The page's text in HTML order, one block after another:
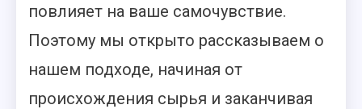
повлияет на ваше самочувствие.
Поэтому мы открыто рассказываем о
нашем подходе, начиная от
происхождения сырья и заканчивая